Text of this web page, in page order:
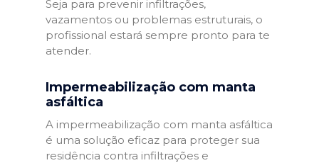
Seja para prevenir infiltrações,
vazamentos ou problemas estruturais, o
profissional estará sempre pronto para te
atender.
Impermeabilização com manta
asfáltica
A impermeabilização com manta asfáltica
é uma solução eficaz para proteger sua
residência contra infiltrações e